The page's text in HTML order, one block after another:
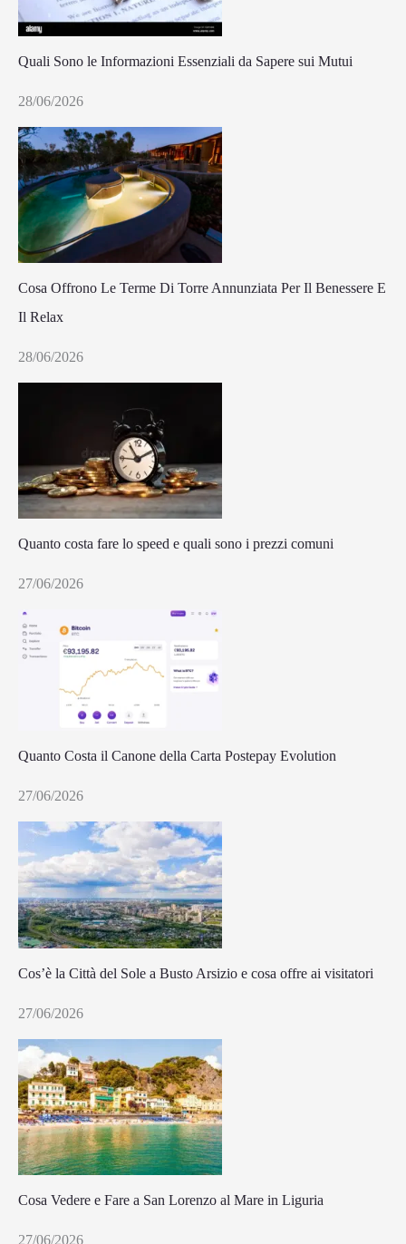
Quali Sono le Informazioni Essenziali da Sapere sui Mutui
28/06/2026
Cosa Offrono Le Terme Di Torre Annunziata Per Il Benessere E
Il Relax
28/06/2026
Quanto costa fare lo speed e quali sono i prezzi comuni
27/06/2026
Quanto Costa il Canone della Carta Postepay Evolution
27/06/2026
Cos’è la Città del Sole a Busto Arsizio e cosa offre ai visitatori
27/06/2026
Cosa Vedere e Fare a San Lorenzo al Mare in Liguria
27/06/2026